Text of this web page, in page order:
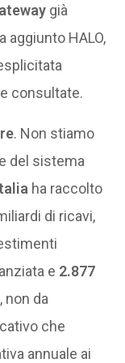
già
aggiunto HALO,
consultate.
. Non stiamo
del sistema
ha raccolto
di ricavi,
e 2.877
non da
che
annuale ai